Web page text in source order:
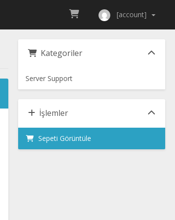
[account]
Kategoriler
Server Support
İşlemler
Sepeti Görüntüle